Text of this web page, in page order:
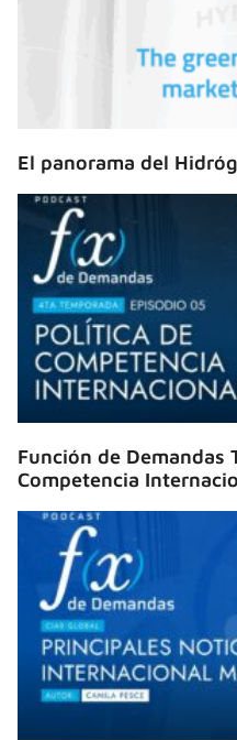
El panorama del
Función de
Competencia